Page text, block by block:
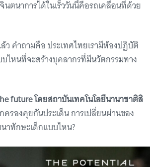
ตนาการได้ในเร็ววันนี้คือรถเคลื่อนที่ด้วย
คำถามคือ ประเทศไทยเรามีห้องปฏิบัติ
บไหนที่จะสร้างบุคลากรที่มีนวัตกรรมทาง
future โดยสถาบันเทคโนโลยีนานาชาติสิ
รองคุยกันประเด็น การเปลี่ยนผ่านของ
าทักษะเด็กแบบไหน?